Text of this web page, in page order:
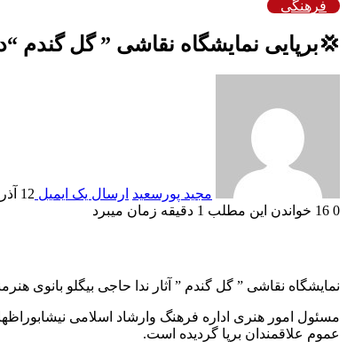
فرهنگی
💢برپایی نمایشگاه نقاشی ” گل گندم
مجید پورسعید ارسال یک ایمیل 12 آذر 1403
0
خواندن این مطلب 1 دقیقه زمان میبرد
نمایشگاه نقاشی ” گل گندم ” آثار ندا حاجی بیگلو بانوی
عموم علاقمندان برپا گردیده است.